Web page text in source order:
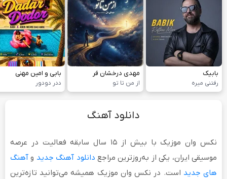
بابیک
رفتنی میره
مهدی درخشان فر
از من تا تو
بابی و امین مهنی
ددر دودور
دانلود آهنگ
نکس وان موزیک با بیش از ۱۵ سال سابقه فعالیت
در عرصه
موسیقی ایران، یکی از به‌روزترین مراجع دانلود آهنگ جدید و آهنگ
های جدید است. در نکس وان موزیک همیشه می‌توانید تازه‌ترین